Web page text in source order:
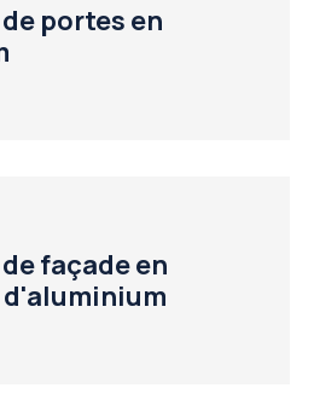
portes en
façade en